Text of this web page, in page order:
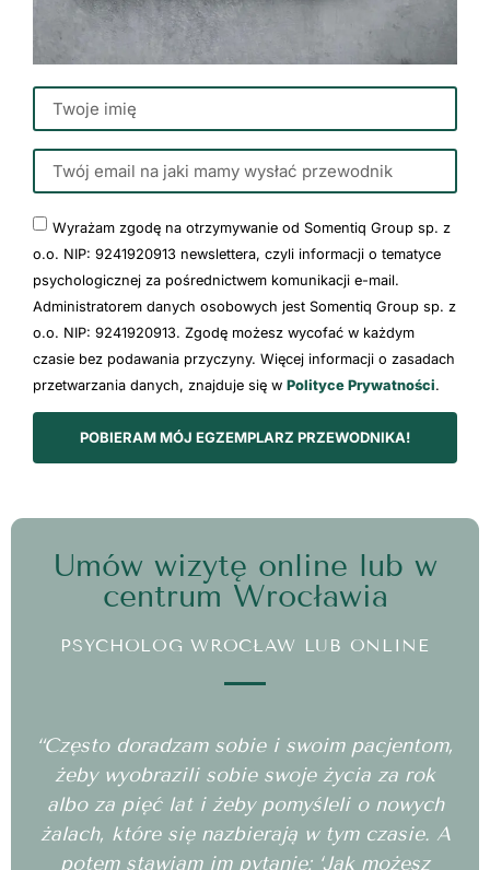
Wyrażam zgodę na otrzymywanie od Somentiq Group sp. z
o.o. NIP: 9241920913 newslettera, czyli informacji o tematyce
psychologicznej za pośrednictwem komunikacji e-mail.
Administratorem danych osobowych jest Somentiq Group sp. z
o.o. NIP: 9241920913. Zgodę możesz wycofać w każdym
czasie bez podawania przyczyny. Więcej informacji o zasadach
przetwarzania danych, znajduje się w Polityce Prywatności.
POBIERAM MÓJ EGZEMPLARZ PRZEWODNIKA!
Umów wizytę online lub w
centrum Wrocławia
PSYCHOLOG WROCŁAW LUB ONLINE
“Często doradzam sobie i swoim pacjentom,
żeby wyobrazili sobie swoje życia za rok
albo za pięć lat i żeby pomyśleli o nowych
żalach, które się nazbierają w tym czasie. A
potem stawiam im pytanie: ‘Jak możesz